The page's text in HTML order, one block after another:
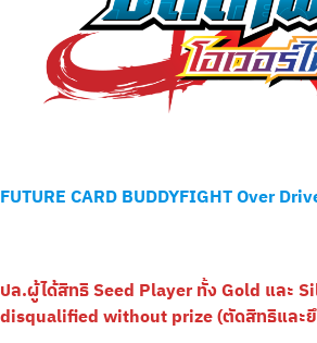
FUTURE CARD BUDDYFIGHT Over
ปล.ผู้ได้สิทธิ Seed Player ทั้ง Gold และ
disqualified without prize (ตัดสิทธิและ